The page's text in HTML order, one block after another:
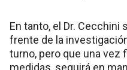
En tanto, el Dr. Cecchini
frente de la
turno, pero que una vez
medidas, seguirá en